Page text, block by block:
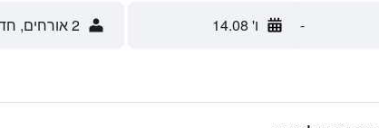
- ו' 14.08 2 אורחים, חדר 1